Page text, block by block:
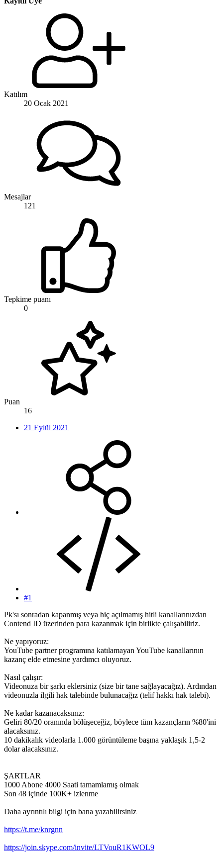
Katılım
20 Ocak 2021
Mesajlar
121
Tepkime puanı
0
Puan
16
21 Eylül 2021
#1
Pk'sı sonradan kapanmış veya hiç açılmamış hitli kanallarınızdan
Contend ID üzerinden para kazanmak için birlikte çalışabiliriz.
Ne yapıyoruz:
YouTube partner programına katılamayan YouTube kanallarının
kazanç elde etmesine yardımcı oluyoruz.
Nasıl çalışır:
Videonuza bir şarkı eklersiniz (size bir tane sağlayacağız). Ardından
videonuzla ilgili hak talebinde bulunacağız (telif hakkı hak talebi).
Ne kadar kazanacaksınız:
Geliri 80/20 oranında bölüşeceğiz, böylece tüm kazançların %80'ini
alacaksınız.
10 dakikalık videolarla 1.000 görüntüleme başına yaklaşık 1,5-2
dolar alacaksınız.
ŞARTLAR
1000 Abone 4000 Saati tamamlamış olmak
Son 48 içinde 100K+ izlenme
Daha ayrıntılı bilgi için bana yazabilirsiniz
https://t.me/knrgnn
https://join.skype.com/invite/LTVouR1KWOL9